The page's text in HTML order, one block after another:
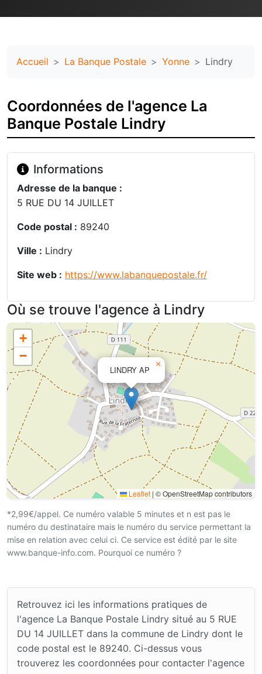
Accueil La Banque Postale Yonne Lindry
Coordonnées de l'agence La
Banque Postale Lindry
Informations
Adresse de la banque :
5 RUE DU 14 JUILLET
Code postal : 89240
Ville : Lindry
Site web : https://www.labanquepostale.fr/
Où se trouve l'agence à Lindry
LINDRY AP
×
+
−
Leaflet | © OpenStreetMap contributors
*2,99€/appel. Ce numéro valable 5 minutes et n est pas le
numéro du destinataire mais le numéro du service permettant la
mise en relation avec celui ci. Ce service est édité par le site
www.banque-info.com. Pourquoi ce numéro ?
Retrouvez ici les informations pratiques de
l'agence La Banque Postale Lindry situé au 5 RUE
DU 14 JUILLET dans la commune de Lindry dont le
code postal est le 89240. Ci-dessus vous
trouverez les coordonnées pour contacter l'agence